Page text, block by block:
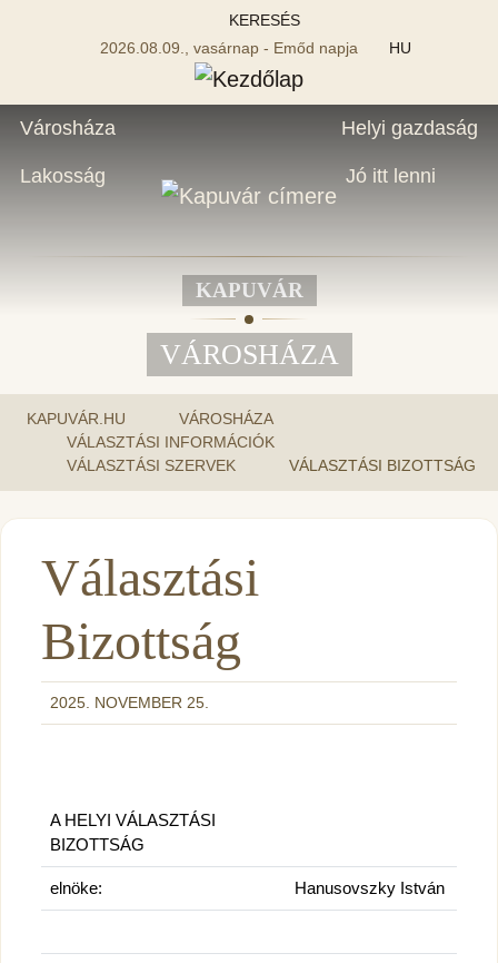
KERESÉS
2026.08.09., vasárnap - Emőd napja
HU
Városháza
Lakosság
Helyi gazdaság
Jó itt lenni
KAPUVÁR
VÁROSHÁZA
KAPUVÁR.HU
VÁROSHÁZA
VÁLASZTÁSI INFORMÁCIÓK
VÁLASZTÁSI SZERVEK
VÁLASZTÁSI BIZOTTSÁG
Választási
Bizottság
2025. NOVEMBER 25.
A HELYI VÁLASZTÁSI
BIZOTTSÁG
elnöke: Hanusovszky István